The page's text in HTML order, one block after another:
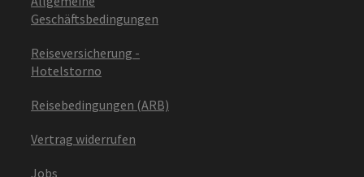
Geschäftsbedingungen
Reiseversicherung -
Hotelstorno
Reisebedingungen (ARB)
Vertrag widerrufen
Jobs